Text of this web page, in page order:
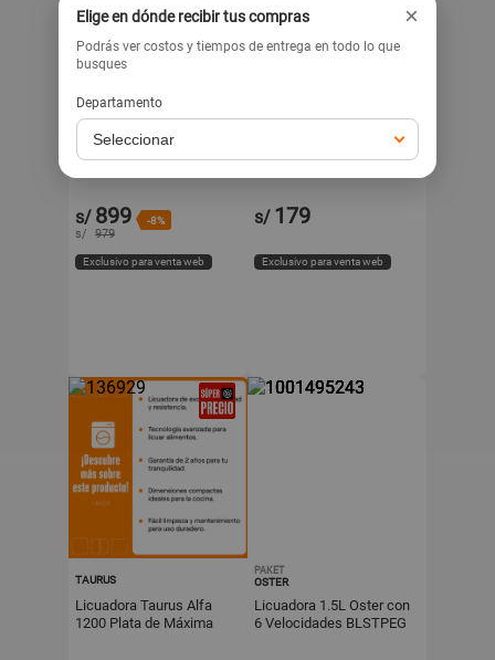
VENTUS
Licuadora Ventus
Industrial Encapsulada
2.5L
s/ 899 -8%
s/ 979
Exclusivo para venta web
THOMAS
Thomas TH-300PB
Negro
s/ 179
Exclusivo para venta web
TAURUS
Licuadora Taurus Alfa
1200 Plata de Máxima
PAKET
OSTER
Licuadora 1.5L Oster con
6 Velocidades BLSTPEG
Elige en dónde recibir tus compras ×
Podrás ver costos y tiempos de entrega en todo lo que
busques
Departamento